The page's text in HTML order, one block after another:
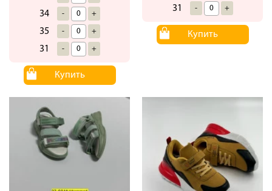
34 - +
35 - +
31 - +
Купить
31 - +
Купить